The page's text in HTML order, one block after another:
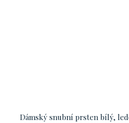
Dámský snubní prsten bílý,